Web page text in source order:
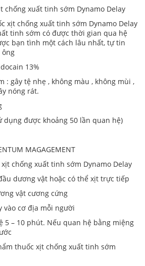
chống xuất tinh sớm Dynamo Delay
xịt chống xuất tinh sớm Dynamo Delay
tinh sớm có được thời gian qua hệ
bạn tình một cách lâu nhất, tự tin
13%
: gây tệ nhẹ , không màu , không mùi ,
nóng rát.
dụng được khoảng 50 lần quan hệ)
MAGAGEMENT
chống xuất tinh sớm Dynamo Delay
dương vật hoặc có thể xịt trực tiếp
vật cương cứng
vào cơ địa mỗi người
5 – 10 phút. Nếu quan hệ bằng miệng
thuốc xịt chống xuất tinh sớm